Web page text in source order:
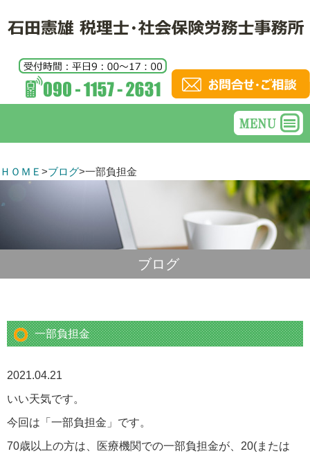
ＨＯＭＥ >ブログ>一部負担金
ブログ
一部負担金
2021.04.21
いい天気です。
今回は「一部負担金」です。
70歳以上の方は、医療機関での一部負担金が、20(または